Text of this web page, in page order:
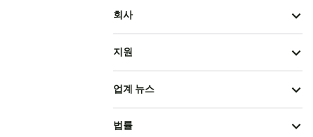
회사
지원
업계 뉴스
법률